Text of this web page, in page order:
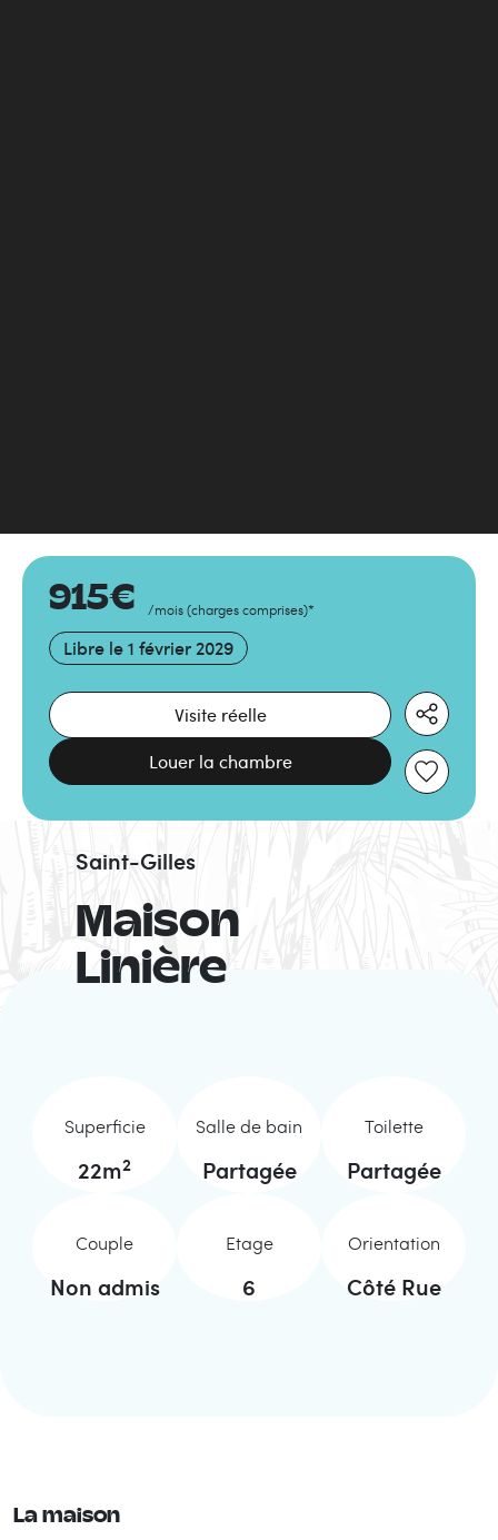
915€ /mois (charges comprises)*
Libre le 1 février 2029
Visite réelle
Louer la chambre
Maison
Linière
Saint-Gilles
Superficie
22m2
Salle de bain
Partagée
Toilette
Partagée
Couple
Non admis
Etage
6
Orientation
Côté Rue
La maison